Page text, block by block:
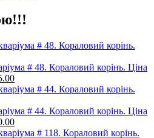
# 48. Кораловий корінь. Ціна
Поточна
ціна:
# 44. Кораловий корінь. Ціна
Поточна
ціна: